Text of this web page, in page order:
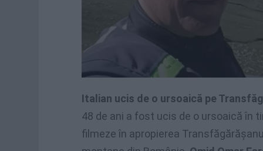
Italian ucis de o ursoaică pe
48 de ani a fost ucis de o ursoaică în
filmeze în apropierea